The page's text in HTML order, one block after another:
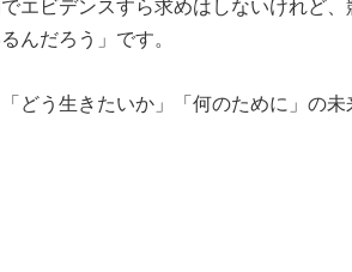
エビデンスすら求めはしないけれど
んだろう」です。
どう生きたいか」「何のために」の